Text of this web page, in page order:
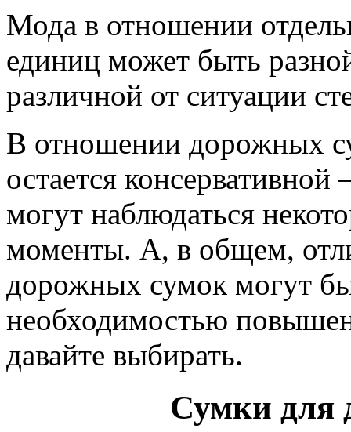
Мода в отношении
единиц может быть
различной от ситуации
В отношении дорожных
остается
могут наблюдаться
моменты. А, в общем,
дорожных сумок могут
необходимостью
давайте выбирать.
Сумки для